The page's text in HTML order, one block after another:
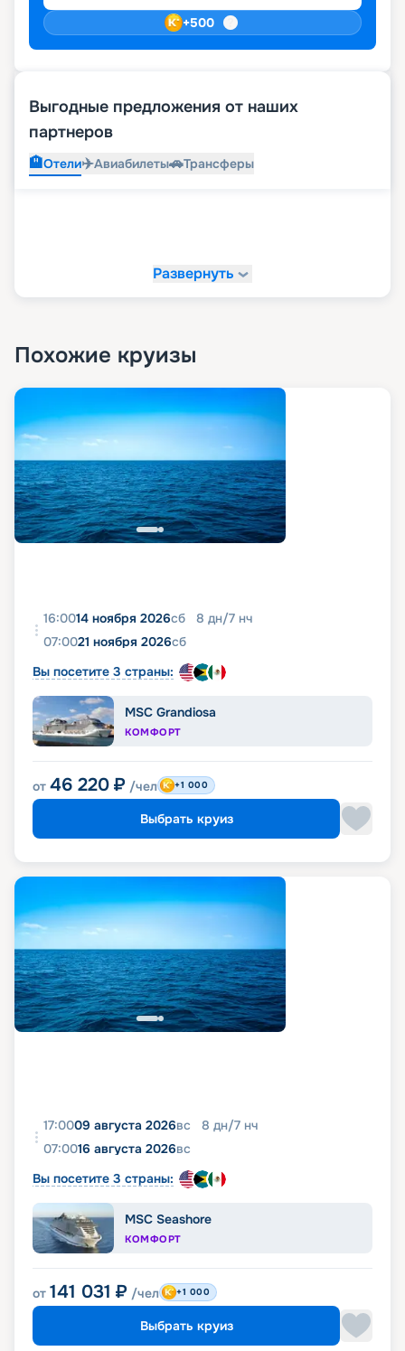
+500
Выгодные предложения от наших
партнеров
🏨Отели✈️Авиабилеты🚗Трансферы
Развернуть
Похожие круизы
16:0014 ноября 2026сб 8 дн/7 нч
07:0021 ноября 2026сб
Вы посетите 3 страны:
MSC Grandiosa
КОМФОРТ
от 46 220 ₽ /чел +1 000
Выбрать круиз
17:0009 августа 2026вс 8 дн/7 нч
07:0016 августа 2026вс
Вы посетите 3 страны:
MSC Seashore
КОМФОРТ
от 141 031 ₽ /чел +1 000
Выбрать круиз